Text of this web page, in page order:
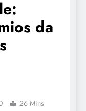
da
26 Mins